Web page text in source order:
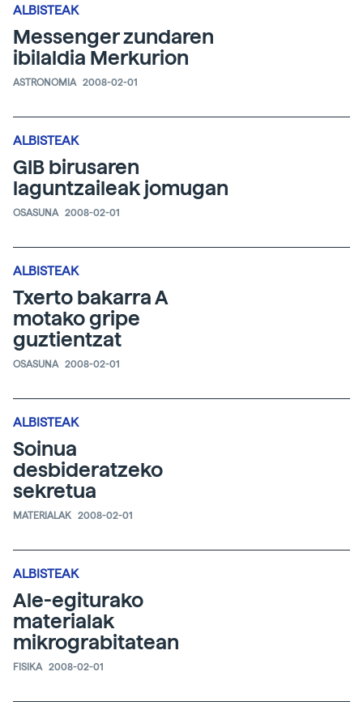
ALBISTEAK
Messenger zundaren
ibilaldia Merkurion
ASTRONOMIA 2008-02-01
ALBISTEAK
GIB birusaren
laguntzaileak jomugan
OSASUNA 2008-02-01
ALBISTEAK
Txerto bakarra A
motako gripe
guztientzat
OSASUNA 2008-02-01
ALBISTEAK
Soinua
desbideratzeko
sekretua
MATERIALAK 2008-02-01
ALBISTEAK
Ale-egiturako
materialak
mikrograbitatean
FISIKA 2008-02-01